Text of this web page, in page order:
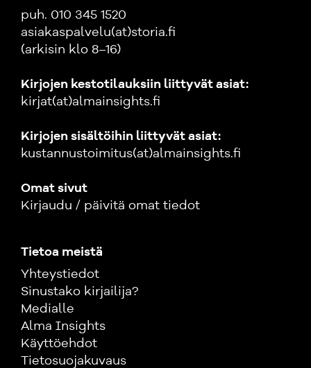
puh. 010 345 1520
asiakaspalvelu(at)storia.fi
(arkisin klo 8–16)
Kirjojen kestotilauksiin liittyvät asiat:
kirjat(at)almainsights.fi
Kirjojen sisältöihin liittyvät asiat:
kustannustoimitus(at)almainsights.fi
Omat sivut
Kirjaudu / päivitä omat tiedot
Tietoa meistä
Yhteystiedot
Sinustako kirjailija?
Medialle
Alma Insights
Käyttöehdot
Tietosuojakuvaus